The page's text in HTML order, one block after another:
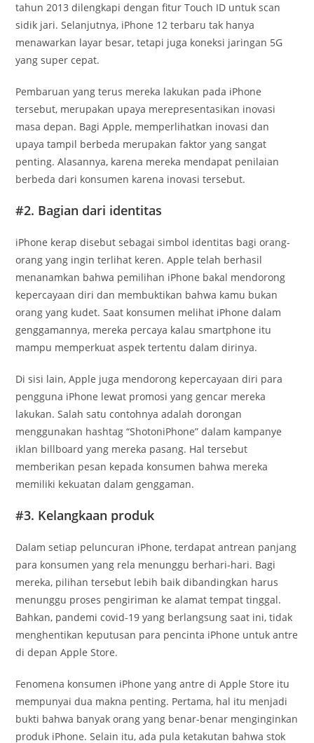
tahun 2013 dilengkapi dengan fitur Touch ID untuk scan
sidik jari. Selanjutnya, iPhone 12 terbaru tak hanya
menawarkan layar besar, tetapi juga koneksi jaringan 5G
yang super cepat.
Pembaruan yang terus mereka lakukan pada iPhone
tersebut, merupakan upaya merepresentasikan inovasi
masa depan. Bagi Apple, memperlihatkan inovasi dan
upaya tampil berbeda merupakan faktor yang sangat
penting. Alasannya, karena mereka mendapat penilaian
berbeda dari konsumen karena inovasi tersebut.
#2. Bagian dari identitas
iPhone kerap disebut sebagai simbol identitas bagi orang-
orang yang ingin terlihat keren. Apple telah berhasil
menanamkan bahwa pemilihan iPhone bakal mendorong
kepercayaan diri dan membuktikan bahwa kamu bukan
orang yang kudet. Saat konsumen melihat iPhone dalam
genggamannya, mereka percaya kalau smartphone itu
mampu memperkuat aspek tertentu dalam dirinya.
Di sisi lain, Apple juga mendorong kepercayaan diri para
pengguna iPhone lewat promosi yang gencar mereka
lakukan. Salah satu contohnya adalah dorongan
menggunakan hashtag “ShotoniPhone” dalam kampanye
iklan billboard yang mereka pasang. Hal tersebut
memberikan pesan kepada konsumen bahwa mereka
memiliki kekuatan dalam genggaman.
#3. Kelangkaan produk
Dalam setiap peluncuran iPhone, terdapat antrean panjang
para konsumen yang rela menunggu berhari-hari. Bagi
mereka, pilihan tersebut lebih baik dibandingkan harus
menunggu proses pengiriman ke alamat tempat tinggal.
Bahkan, pandemi covid-19 yang berlangsung saat ini, tidak
menghentikan keputusan para pencinta iPhone untuk antre
di depan Apple Store.
Fenomena konsumen iPhone yang antre di Apple Store itu
mempunyai dua makna penting. Pertama, hal itu menjadi
bukti bahwa banyak orang yang benar-benar menginginkan
produk iPhone. Selain itu, ada pula ketakutan bahwa stok